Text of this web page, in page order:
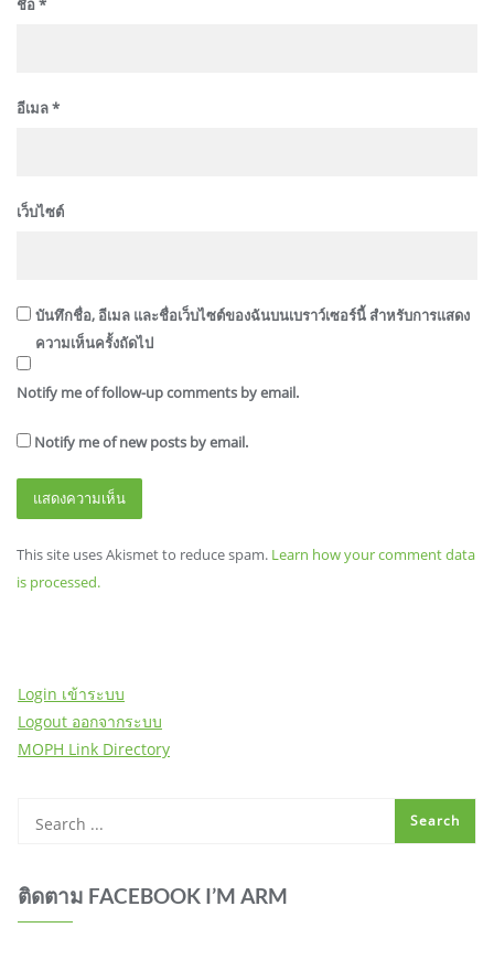
ชื่อ*
อีเมล*
เว็บไซต์
บันทึกชื่อ, อีเมล และชื่อเว็บไซต์ของฉันบนเบราว์เซอร์นี้ สำหรับการแสดง
ความเห็นครั้งถัดไป
Notify me of follow-up comments by email.
Notify me of new posts by email.
This site uses Akismet to reduce spam. Learn how your comment data
is processed.
Login เข้าระบบ
Logout ออกจากระบบ
MOPH Link Directory
ติดตาม FACEBOOK I’M ARM